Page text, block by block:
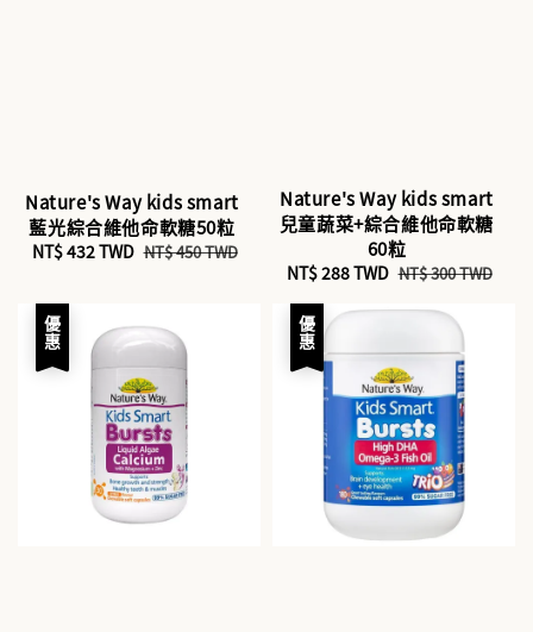
Nature's Way kids smart
藍光綜合維他命軟糖50粒
Sale
NT$ 432 TWD Regular
NT$ 450 TWD
Nature's Way kids smart
兒童蔬菜+綜合維他命軟糖
60粒
Sale
price
NT$ 288 TWD Regular
NT$ 300 TWD
優惠 優惠